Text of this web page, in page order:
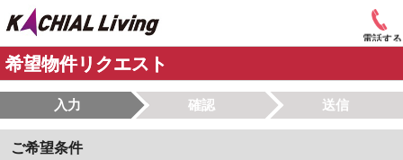
電話する
希望物件リクエスト
入力 確認 送信
ご希望条件